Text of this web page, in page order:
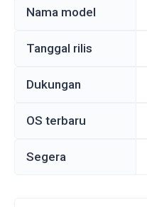
Nama model
Tanggal rilis
Dukungan
OS terbaru
Segera